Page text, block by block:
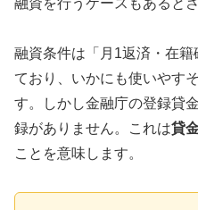
融資条件は「月1返済・在
ており、いかにも使いやす
す。しかし金融庁の登録貸
録がありません。これは貸
ことを意味します。